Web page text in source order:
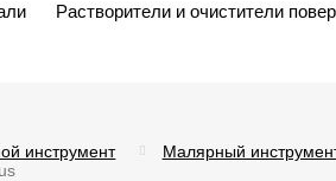
Растворители и очистители
инструмент Малярный